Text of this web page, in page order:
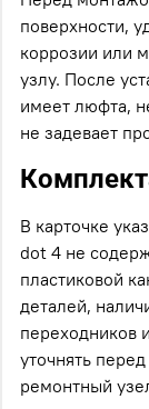
поверхности,
коррозии или
узлу. После
имеет люфта,
не задевает
В карточке
dot 4 не
пластиковой
деталей,
переходников
уточнять
ремонтный